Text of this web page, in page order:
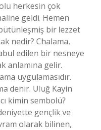
herkesin çok
geldi. Hemen
bir lezzet
nedir? Chalama,
edilen bir nesneye
anlamına gelir.
uygulamasıdır.
denir. Uluğ Kayin
kimin sembolü?
gençlik ve
olarak bilinen,